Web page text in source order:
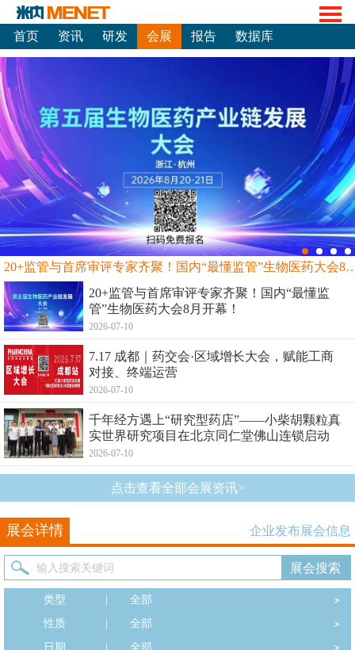
首页 资讯 研发 会展 报告 数据库
20+监管与首席审评专家齐聚！国内“最
20+监管与首席审评专家齐聚！国内“最懂监
管”生物医药大会8月开幕！
2026-07-10
7.17 成都｜药交会·区域增长大会，赋能工商
对接、终端运营
2026-07-10
千年经方遇上“研究型药店”——小柴胡颗粒真
实世界研究项目在北京同仁堂佛山连锁启动
2026-07-10
点击查看全部会展资讯>
展会详情 企业发布展会信息
类型
全部
性质
全部
日期
全部